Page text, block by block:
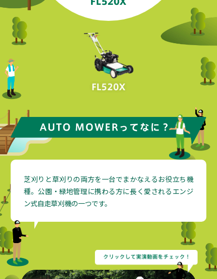
芝刈りと草刈りの両方を一台でまかなえるお役立ち機
種。公園・緑地管理に携わる方に長く愛されるエンジ
ン式自走草刈機の一つです。